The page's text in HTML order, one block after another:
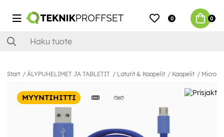
0 0
Start ÄLYPUHELIMET JA TABLETIT Laturit & Kaapelit Kaapelit
MYYNTIHITTI